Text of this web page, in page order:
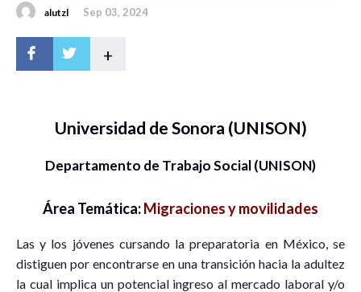
alutzl Sep 03, 2024
+
Universidad de Sonora (UNISON)
Departamento de Trabajo Social (UNISON)
Área Temática:Migraciones y movilidades
Las y los jóvenes cursando la preparatoria en México, se
distiguen por encontrarse en una transición hacia la adultez
la cual implica un potencial ingreso al mercado laboral y/o